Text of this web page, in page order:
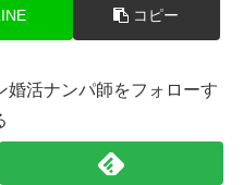
コピー
婚活ナンパ師をフォローす